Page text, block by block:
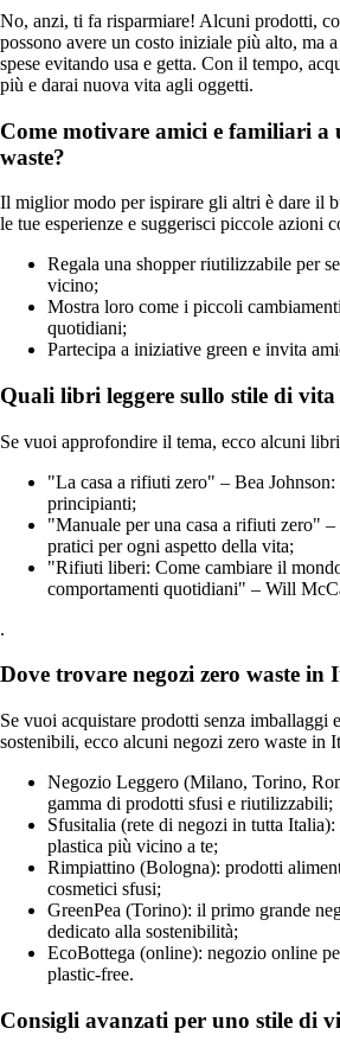
No, anzi, ti fa risparmiare! Alcuni prodotti,
possono avere un costo iniziale più alto, ma
spese evitando usa e getta. Con il tempo,
più e darai nuova vita agli oggetti.
Come motivare amici e familiari a
waste?
Il miglior modo per ispirare gli altri è dare il
le tue esperienze e suggerisci piccole azioni
Regala una shopper riutilizzabile per
vicino;
Mostra loro come i piccoli
quotidiani;
Partecipa a iniziative green e invita
Quali libri leggere sullo stile di vita
Se vuoi approfondire il tema, ecco alcuni
"La casa a rifiuti zero" – Bea
principianti;
"Manuale per una casa a rifiuti zero"
pratici per ogni aspetto della vita;
"Rifiuti liberi: Come cambiare il
comportamenti quotidiani" – Will
.
Dove trovare negozi zero waste in
Se vuoi acquistare prodotti senza imballaggi
sostenibili, ecco alcuni negozi zero waste in
Negozio Leggero (Milano, Torino,
gamma di prodotti sfusi e riutilizzabili;
Sfusitalia (rete di negozi in tutta
plastica più vicino a te;
Rimpiattino (Bologna): prodotti
cosmetici sfusi;
GreenPea (Torino): il primo grande
dedicato alla sostenibilità;
EcoBottega (online): negozio online
plastic-free.
Consigli avanzati per uno stile di